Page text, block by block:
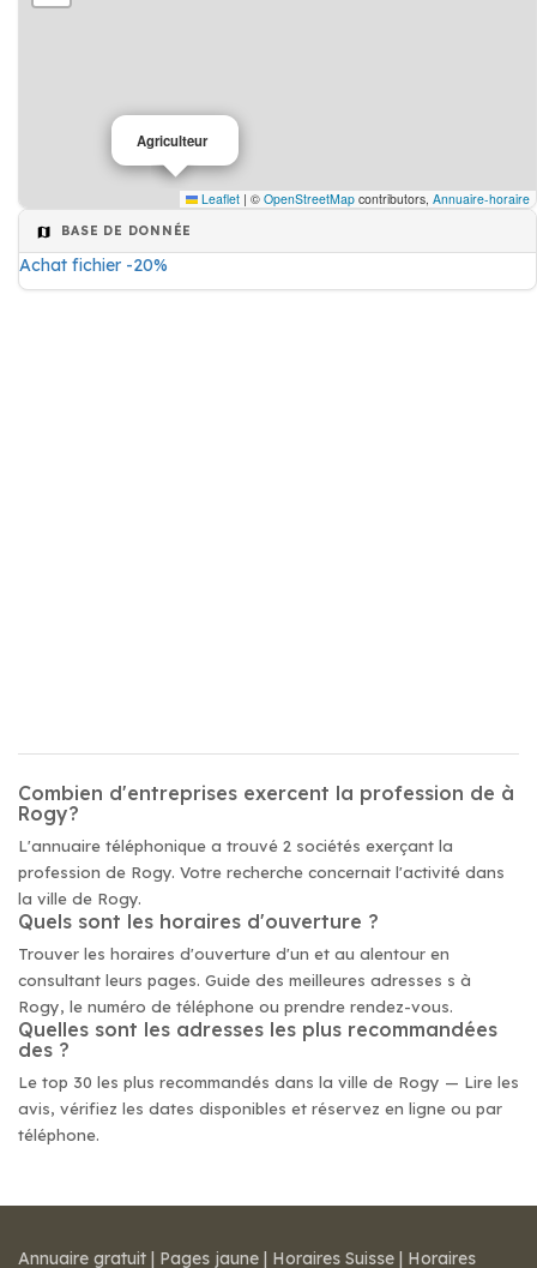
Agriculteur
Leaflet | © OpenStreetMap contributors, Annuaire-horaire
BASE DE DONNÉE
Achat fichier -20%
Combien d'entreprises exercent la profession de à
Rogy?
L'annuaire téléphonique a trouvé 2 sociétés exerçant la
profession de Rogy. Votre recherche concernait l'activité dans
la ville de Rogy.
Quels sont les horaires d'ouverture ?
Trouver les horaires d'ouverture d'un et au alentour en
consultant leurs pages. Guide des meilleures adresses s à
Rogy, le numéro de téléphone ou prendre rendez-vous.
Quelles sont les adresses les plus recommandées
des ?
Le top 30 les plus recommandés dans la ville de Rogy — Lire les
avis, vérifiez les dates disponibles et réservez en ligne ou par
téléphone.
Annuaire gratuit | Pages jaune | Horaires Suisse | Horaires